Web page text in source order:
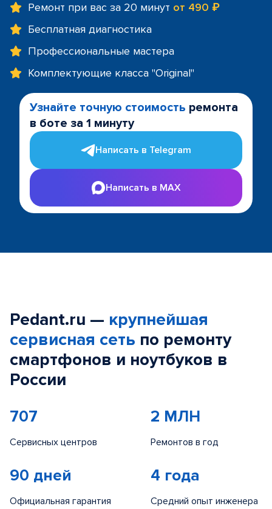
Ремонт при вас за 20 минут от 490 ₽
Бесплатная диагностика
Профессиональные мастера
Комплектующие класса "Original"
Узнайте точную стоимость ремонта
в боте за 1 минуту
Написать в Telegram
Написать в MAX
Pedant.ru — крупнейшая
сервисная сеть по ремонту
смартфонов и ноутбуков в
России
707
Сервисных центров
2 МЛН
Ремонтов в год
90 дней
Официальная гарантия
4 года
Средний опыт инженера